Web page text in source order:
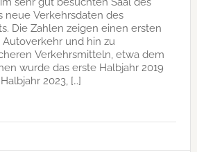
neue Verkehrsdaten des
Die Zahlen zeigen einen ersten
und hin zu
Verkehrsmitteln, etwa dem
wurde das erste Halbjahr 2019
2023, […]